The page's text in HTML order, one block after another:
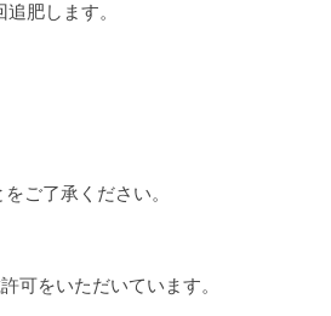
肥します。
ご了承ください。
可をいただいています。